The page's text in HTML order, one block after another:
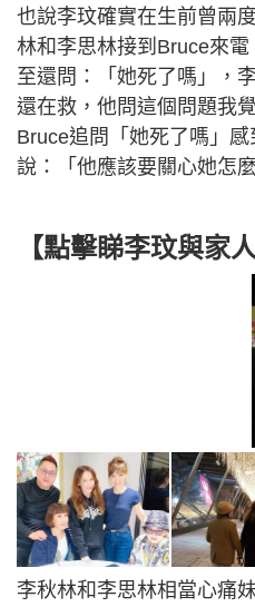
也說李玟確實在生前曾兩
林和李思林接到Bruce來
至還問：「她死了嗎」，
還在救，他問這個問題我
Bruce追問「她死了嗎」
說：「他應該要關心她怎
【點擊睇李玟與家
李秋林和李思林相當心痛